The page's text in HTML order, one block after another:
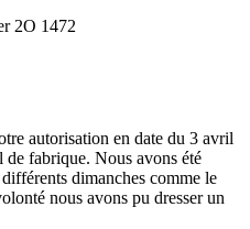
2O 1472
autorisation en date du 3 avril
fabrique. Nous avons été
dimanches comme le
nous avons pu dresser un